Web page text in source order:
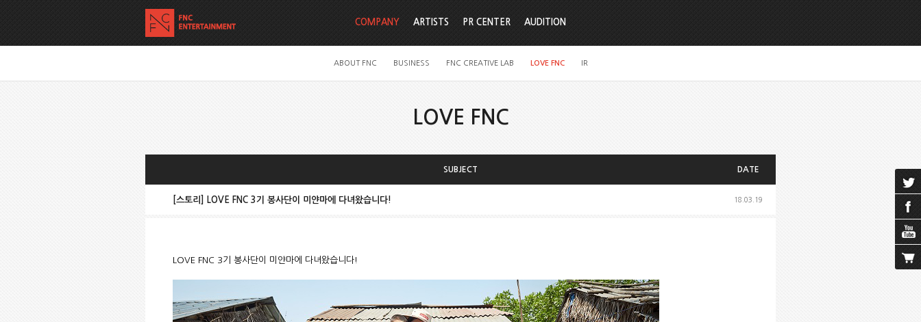
COMPANY
ABOUT FNC BUSINESS FNC CREATIVE LAB LOVE FNC IR
ARTISTS PR CENTER AUDITION
LOVE FNC
SUBJECT DATE
[스토리] LOVE FNC 3기 봉사단이 미얀마에 다녀왔습니다! 18.03.19
LOVE FNC 3기 봉사단이 미얀마에 다녀왔습니다!